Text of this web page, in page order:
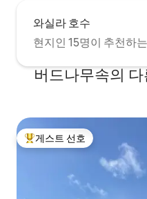
와실라 호수
현지인 15명이 추천하
버드나무속의
상위 게스트 선호
게스트 선호